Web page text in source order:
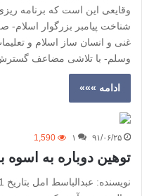
وقایعی این است که برنامه
شناخت پیامبر بزرگوار اسلام-
غنی و انسان ساز اسلام و
وسلم- با تلاشی مضاعف
ادامه »»»
۹۱/۰۶/۲۵ ۱ 1,590
توهین دوباره به